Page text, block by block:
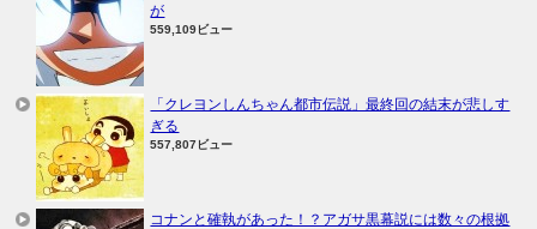
が
559,109ビュー
「クレヨンしんちゃん都市伝説」最終回の結末が悲しす
ぎる
557,807ビュー
コナンと確執があった！？アガサ黒幕説には数々の根拠